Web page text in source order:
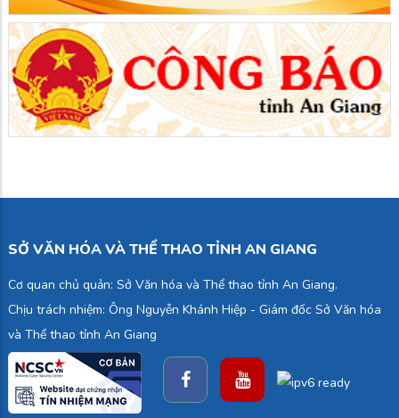
SỞ VĂN HÓA VÀ THỂ THAO TỈNH AN GIANG
Cơ quan chủ quản: Sở Văn hóa và Thể thao tỉnh An Giang.
Chịu trách nhiệm: Ông Nguyễn Khánh Hiệp - Giám đốc Sở Văn hóa
và Thể thao tỉnh An Giang